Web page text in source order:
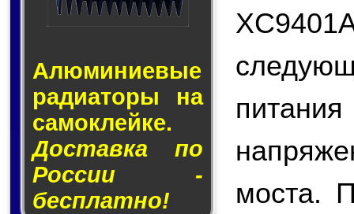
Алюминие­вые
ра­ди­а­то­ры на
са­мо­клей­ке.
Доставка по
России -
бесплатно!
моста.